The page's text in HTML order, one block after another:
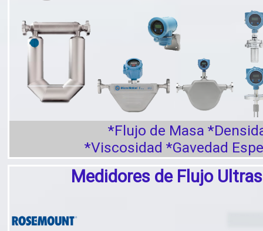
*Flujo de Masa
*Viscosidad *Gavedad
Medidores de Flujo